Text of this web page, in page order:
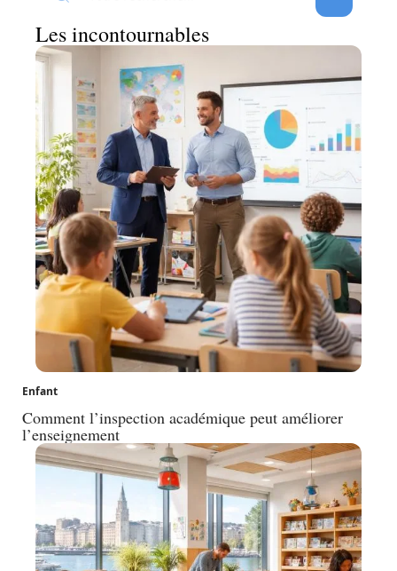
Les incontournables
Enfant
Comment l’inspection académique peut améliorer
l’enseignement